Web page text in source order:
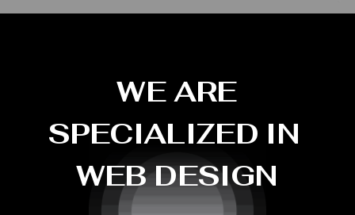
WE ARE
SPECIALIZED IN
WEB DESIGN